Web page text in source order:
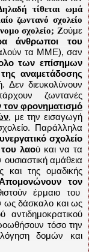
τίθεται ωμά
ζωντανό σχολείο
σχολείο; Ζούμε
άνθρωποι του
τα ΜΜΕ), σαν
των επίσημων
αναμετάδοσης
διευκολύνουν
ζωντανές
τον φρονηματισμό
, με την εισαγωγή
Παράλληλα
σχολείο
του λαού και να τα
αμάθεια
και της ομαδικής
τον
έρμαιο του
ως δάσκαλο και ως
αντιδημοκρατικού
τόσο την
δομών και